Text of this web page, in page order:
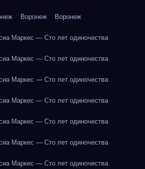
Воронеж Воронеж
Маркес — Сто лет одиночества
Маркес — Сто лет одиночества
Маркес — Сто лет одиночества
Маркес — Сто лет одиночества
Маркес — Сто лет одиночества
Маркес — Сто лет одиночества
Маркес — Сто лет одиночества